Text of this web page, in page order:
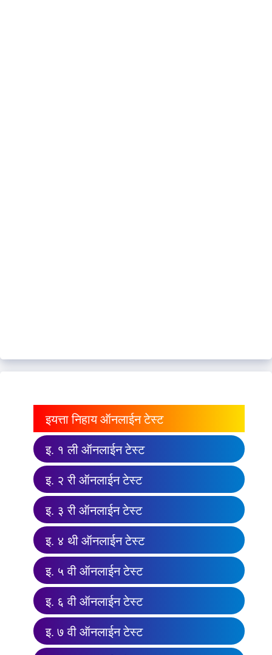
इयत्ता निहाय ऑनलाईन टेस्ट
इ. १ ली ऑनलाईन टेस्ट
इ. २ री ऑनलाईन टेस्ट
इ. ३ री ऑनलाईन टेस्ट
इ. ४ थी ऑनलाईन टेस्ट
इ. ५ वी ऑनलाईन टेस्ट
इ. ६ वी ऑनलाईन टेस्ट
इ. ७ वी ऑनलाईन टेस्ट